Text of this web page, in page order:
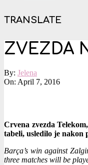
TRANSLATE
ZVEZDA
By: Jelena
On: April 7, 2016
Crvena zvezda
tabeli, usledilo je nakon
Barça’s win against
three matches will be